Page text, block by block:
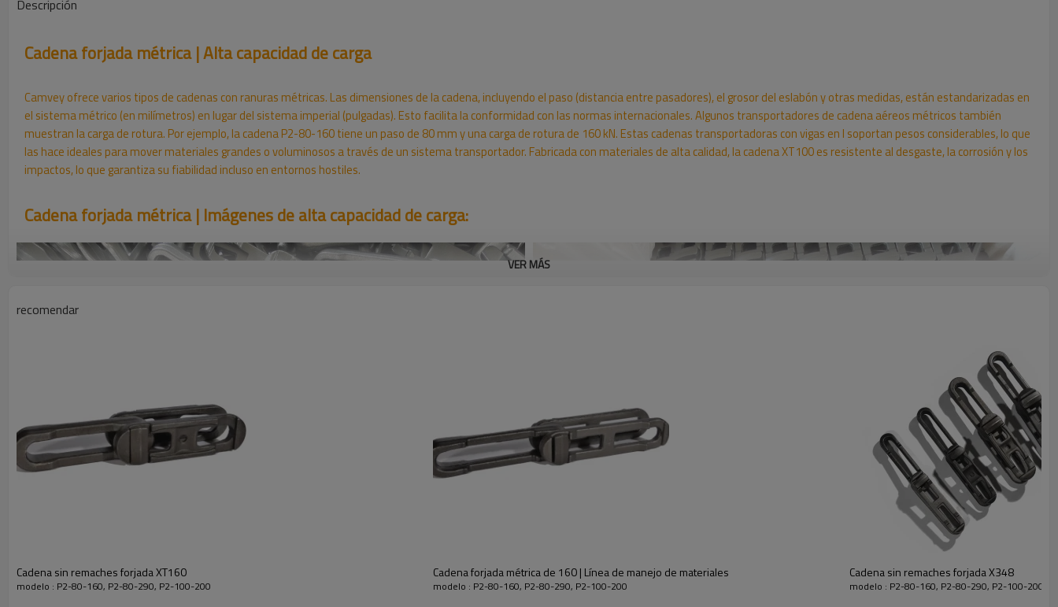
Descripción
Cadena forjada métrica | Alta capacidad de carga
Camvey ofrece varios tipos de cadenas con ranuras métricas. Las dimensiones de la cadena, incluyendo el paso (distancia entre pasadores), el grosor del eslabón y otras medidas, están estandarizadas en
el sistema métrico (en milímetros) en lugar del sistema imperial (pulgadas). Esto facilita la conformidad con las normas internacionales. Algunos transportadores de cadena aéreos métricos también
muestran la carga de rotura. Por ejemplo, la cadena P2-80-160 tiene un paso de 80 mm y una carga de rotura de 160 kN. Estas cadenas transportadoras con vigas en I soportan pesos considerables, lo que
las hace ideales para mover materiales grandes o voluminosos a través de un sistema transportador. Fabricada con materiales de alta calidad, la cadena XT100 es resistente al desgaste, la corrosión y los
impactos, lo que garantiza su fiabilidad incluso en entornos hostiles.
Cadena forjada métrica | Imágenes de alta capacidad de carga:
VER MÁS
recomendar
Cadena sin remaches forjada XT160
modelo : P2-80-160, P2-80-290, P2-100-200
Cadena forjada métrica de 160 | Línea de manejo de materiales
modelo : P2-80-160, P2-80-290, P2-100-200
Cadena sin remaches forjada X348
modelo : P2-80-160, P2-80-290, P2-100-200